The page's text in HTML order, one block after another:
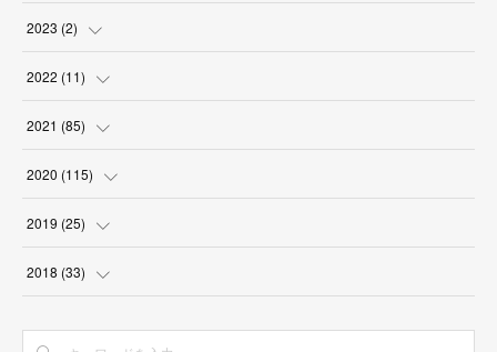
( )
(2
(4
( )
(5
(1
2023 (2)
(1
(1
2022 (11)
(1
(2)
(3
(5
2021 (85)
(6)
(12 )
(9
2020 (115)
(8
(5
2019 (25)
(3
2018 (33)